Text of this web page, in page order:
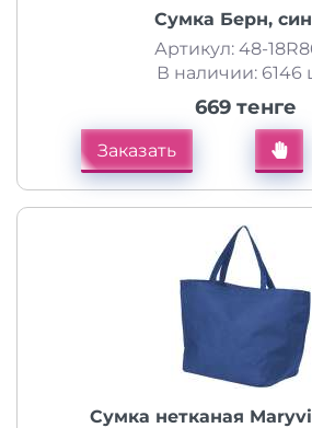
Сумка Берн,
Артикул: 48-
В наличии: 6146
669 тенге
Заказать
Сумка нетканая